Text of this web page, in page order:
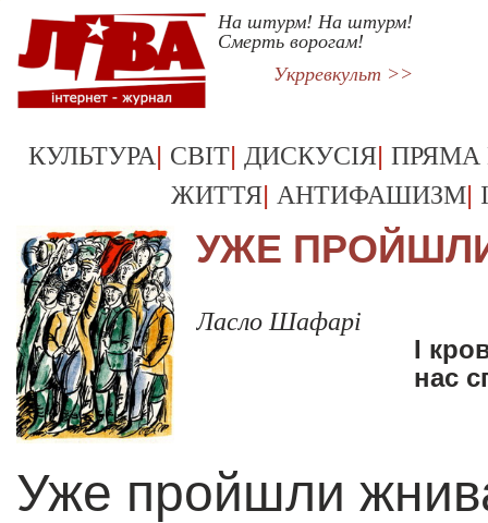
На штурм! На штурм!
Смерть ворогам!
Укрревкульт >>
КУЛЬТУРА| СВІТ| ДИСКУСІЯ| ПРЯМА
ЖИТТЯ| АНТИФАШИЗМ|
УЖЕ
Ласло Шафарі
І
нас
Уже пройшли